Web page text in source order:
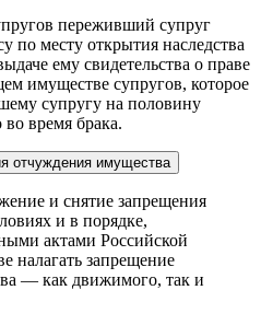
переживший супруг
по месту открытия наследства
ему свидетельства о праве
имуществе супругов, которое
супругу на половину
время брака.
отчуждения имущества
и снятие запрещения
и в порядке,
актами Российской
налагать запрещение
— как движимого, так и